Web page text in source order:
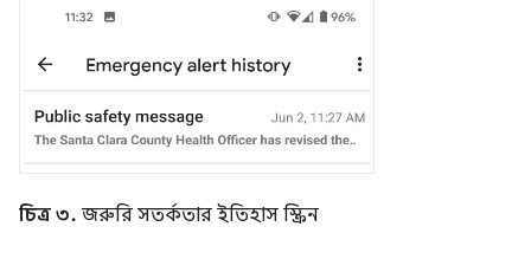
চিত্র ৩. জরুরি সতর্কতার ইতিহাস স্ক্রিন